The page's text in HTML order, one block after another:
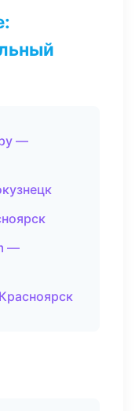
—
—